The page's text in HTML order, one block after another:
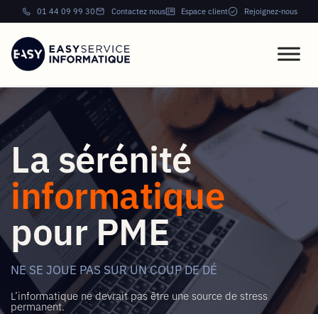
01 44 09 99 30 Contactez nous Espace client Rejoignez-nous
La sérénité
informatique
pour PME
NE SE JOUE PAS SUR UN COUP DE DÉ
L’informatique ne devrait pas être une source de stress
permanent.